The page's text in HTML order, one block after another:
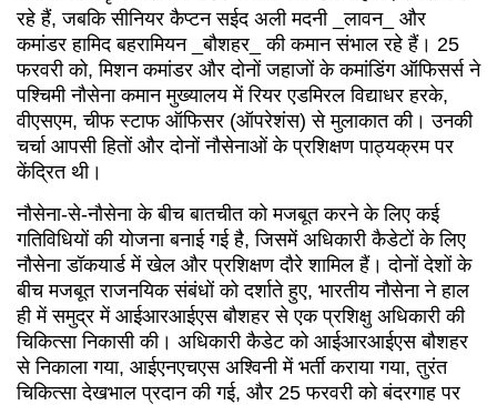
रहे हैं, जबकि सीनियर कैप्टन सईद अली मदनी _लावन_ और
कमांडर हामिद बहरामियन _बौशहर_ की कमान संभाल रहे हैं। 25
फरवरी को, मिशन कमांडर और दोनों जहाजों के कमांडिंग ऑफिसर्स ने
पश्चिमी नौसेना कमान मुख्यालय में रियर एडमिरल विद्याधर हरके,
वीएसएम, चीफ स्टाफ ऑफिसर (ऑपरेशंस) से मुलाकात की। उनकी
चर्चा आपसी हितों और दोनों नौसेनाओं के प्रशिक्षण पाठ्यक्रम पर
केंद्रित थी।
नौसेना-से-नौसेना के बीच बातचीत को मजबूत करने के लिए कई
गतिविधियों की योजना बनाई गई है, जिसमें अधिकारी कैडेटों के लिए
नौसेना डॉकयार्ड में खेल और प्रशिक्षण दौरे शामिल हैं। दोनों देशों के
बीच मजबूत राजनयिक संबंधों को दर्शाते हुए, भारतीय नौसेना ने हाल
ही में समुद्र में आईआरआईएस बौशहर से एक प्रशिक्षु अधिकारी की
चिकित्सा निकासी की। अधिकारी कैडेट को आईआरआईएस बौशहर
से निकाला गया, आईएनएचएस अश्विनी में भर्ती कराया गया, तुरंत
चिकित्सा देखभाल प्रदान की गई, और 25 फरवरी को बंदरगाह पर